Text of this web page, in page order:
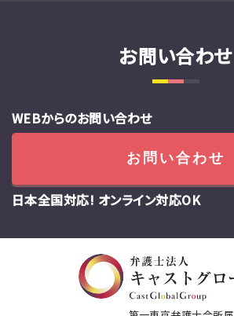
お問い合わせ
WEBからのお問い合わせ
お問い合わせ
日本全国対応! オンライン対応OK